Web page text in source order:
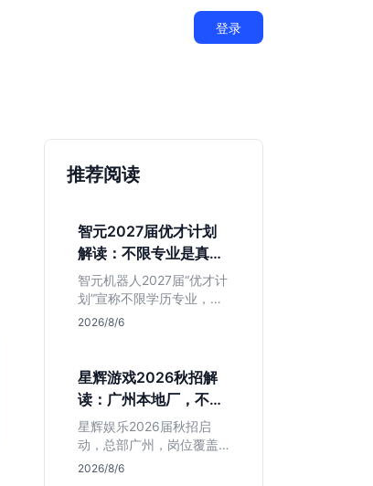
登录
推荐阅读
智元2027届优才计划
解读：不限专业是真的
吗？
智元机器人2027届“优才计
划”宣称不限学历专业，实
则聚焦具身智能顶尖人
真等核心方向，帮你判断
是否值得投递及如何准备
硬核项目。
2026/8/6
星辉游戏2026秋招解
读：广州本地厂，不限
专业但薪资面议
星辉娱乐2026届秋招启
动，总部广州，岗位覆盖
技术、美术、策划。PHP
2026/8/6